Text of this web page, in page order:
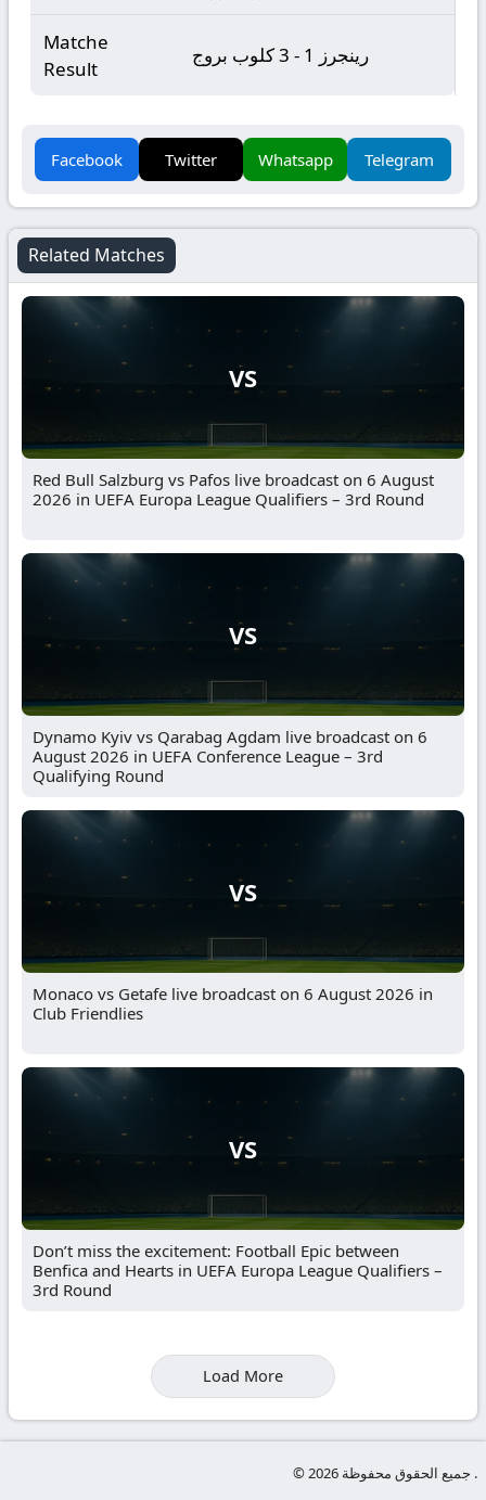
Matche
Result
رينجرز 1 - 3 كلوب بروج
Facebook Twitter Whatsapp Telegram
Related Matches
VS
Red Bull Salzburg vs Pafos live broadcast on 6 August
2026 in UEFA Europa League Qualifiers – 3rd Round
VS
Dynamo Kyiv vs Qarabag Agdam live broadcast on 6
August 2026 in UEFA Conference League – 3rd
Qualifying Round
VS
Monaco vs Getafe live broadcast on 6 August 2026 in
Club Friendlies
VS
Don’t miss the excitement: Football Epic between
Benfica and Hearts in UEFA Europa League Qualifiers –
3rd Round
Load More
© جميع الحقوق محفوظة 2026 .